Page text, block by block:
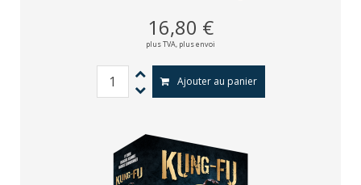
16,80 €
plus TVA, plus envoi
Ajouter au panier